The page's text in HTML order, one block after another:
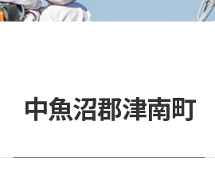
中魚沼郡津南町